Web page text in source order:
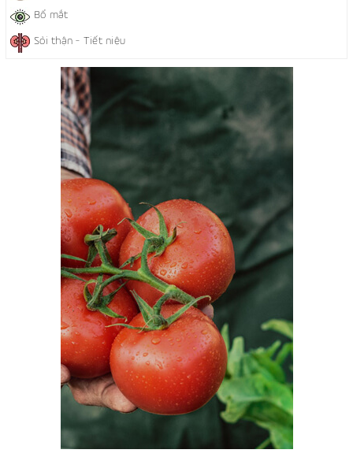
Bổ mắt
Sỏi thận - Tiết niệu